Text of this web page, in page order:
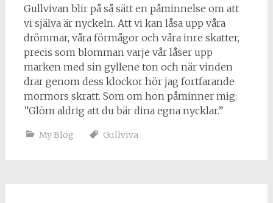
Gullvivan blir på så sätt en påminnelse om att
vi själva är nyckeln. Att vi kan låsa upp våra
drömmar, våra förmågor och våra inre skatter,
precis som blomman varje vår låser upp
marken med sin gyllene ton och när vinden
drar genom dess klockor hör jag fortfarande
mormors skratt. Som om hon påminner mig:
”Glöm aldrig att du bär dina egna nycklar.”
My Blog Gullviva